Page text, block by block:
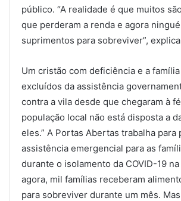
público. “A realidade é que muitos
que perderam a renda e agora
suprimentos para sobreviver”,
Um cristão com deficiência e a
excluídos da assistência
contra a vila desde que chegaram à
população local não está disposta a
eles.” A Portas Abertas trabalha para
assistência emergencial para as
durante o isolamento da COVID-19 na
agora, mil famílias receberam
para sobreviver durante um mês.